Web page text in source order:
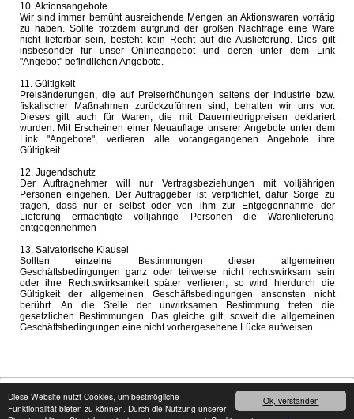
Ok, verstanden
Diese Website nutzt Cookies, um bestmögliche
Funktionalität bieten zu können. Durch die Nutzung unserer
10. Aktionsangebote
Wir sind immer bemüht ausreichende Mengen an Aktionswaren vorrätig
zu haben. Sollte trotzdem aufgrund der großen Nachfrage eine Ware
nicht lieferbar sein, besteht kein Recht auf die Auslieferung. Dies gilt
insbesonder für unser Onlineangebot und deren unter dem Link
"Angebot" befindlichen Angebote.
11. Gültigkeit
Preisänderungen, die auf Preiserhöhungen seitens der Industrie bzw.
fiskalischer Maßnahmen zurückzuführen sind, behalten wir uns vor.
Dieses gilt auch für Waren, die mit Dauerniedrigpreisen deklariert
wurden. Mit Erscheinen einer Neuauflage unserer Angebote unter dem
Link "Angebote", verlieren alle vorangegangenen Angebote ihre
Gültigkeit.
12. Jugendschutz
Der Auftragnehmer will nur Vertragsbeziehungen mit volljährigen
Personen eingehen. Der Auftraggeber ist verpflichtet, dafür Sorge zu
tragen, dass nur er selbst oder von ihm zur Entgegennahme der
Lieferung ermächtigte volljährige Personen die Warenlieferung
entgegennehmen
13. Salvatorische Klausel
Sollten einzelne Bestimmungen dieser allgemeinen
Geschäftsbedingungen ganz oder teilweise nicht rechtswirksam sein
oder ihre Rechtswirksamkeit später verlieren, so wird hierdurch die
Gültigkeit der allgemeinen Geschäftsbedingungen ansonsten nicht
berührt. An die Stelle der unwirksamen Bestimmung treten die
gesetzlichen Bestimmungen. Das gleiche gilt, soweit die allgemeinen
Geschäftsbedingungen eine nicht vorhergesehene Lücke aufweisen.
Copyright © 2008 - 2026cater24.de- Alle Rechte vorbehalten.Impressum